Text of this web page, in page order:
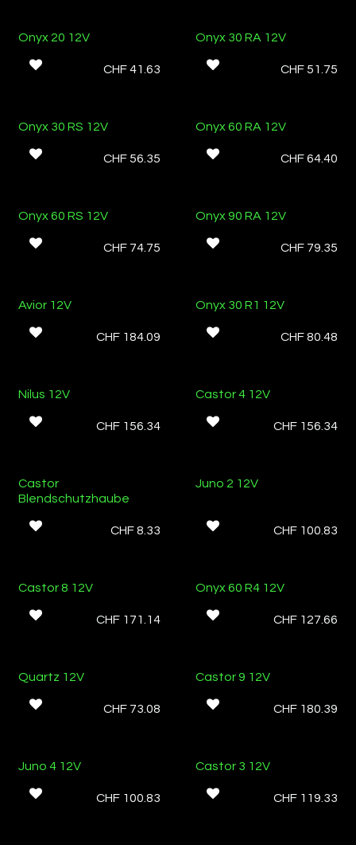
Onyx 20 12V
CHF41.63
Onyx 30 RA 12V
CHF51.75
Onyx 30 RS 12V
CHF56.35
Onyx 60 RA 12V
CHF64.40
Ab Lager
Onyx 60 RS 12V
CHF 74.75
Onyx 90 RA 12V
CHF 79.35
Avior 12V
CHF 184.09
Sale
Onyx 30 R1 12V
CHF80.48
Nilus 12V
CHF 156.34 Ab Lager
Castor 4 12V
CHF 156.34
Castor
Blendschutzhaube
CHF8.33
Ab Lager
Juno 2 12V
CHF 100.83
Ab Lager
Castor 8 12V
CHF 171.14
Onyx 60 R4 12V
CHF 127.66
Quartz 12V
CHF 73.08 Ab Lager
Castor 9 12V
CHF 180.39
Ab Lager
Juno 4 12V
CHF 100.83 Ab Lager
Castor 3 12V
CHF 119.33